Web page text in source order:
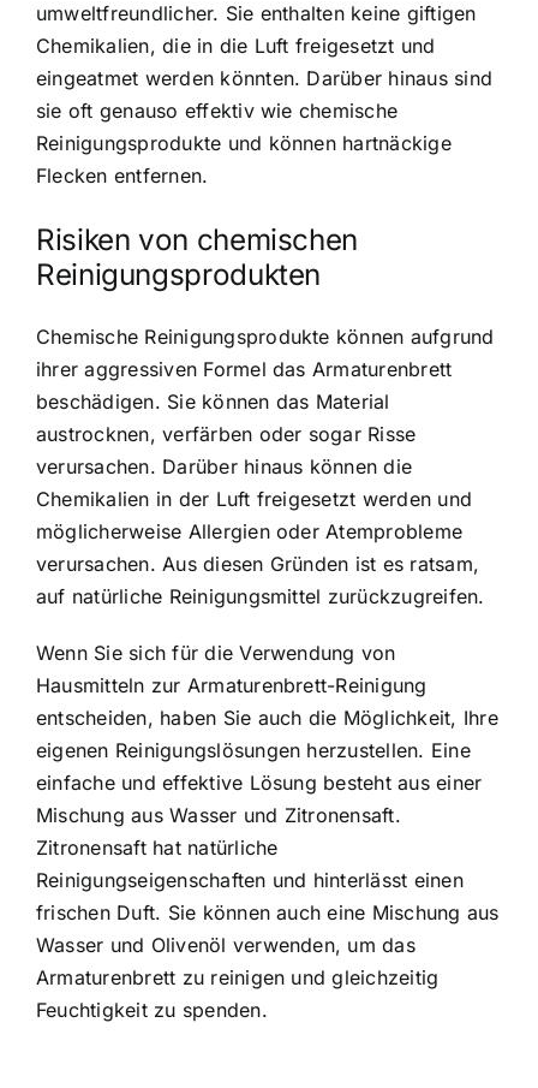
umweltfreundlicher. Sie enthalten keine giftigen
Chemikalien, die in die Luft freigesetzt und
eingeatmet werden könnten. Darüber hinaus sind
sie oft genauso effektiv wie chemische
Reinigungsprodukte und können hartnäckige
Flecken entfernen.
Risiken von chemischen
Reinigungsprodukten
Chemische Reinigungsprodukte können aufgrund
ihrer aggressiven Formel das Armaturenbrett
beschädigen. Sie können das Material
austrocknen, verfärben oder sogar Risse
verursachen. Darüber hinaus können die
Chemikalien in der Luft freigesetzt werden und
möglicherweise Allergien oder Atemprobleme
verursachen. Aus diesen Gründen ist es ratsam,
auf natürliche Reinigungsmittel zurückzugreifen.
Wenn Sie sich für die Verwendung von
Hausmitteln zur Armaturenbrett-Reinigung
entscheiden, haben Sie auch die Möglichkeit, Ihre
eigenen Reinigungslösungen herzustellen. Eine
einfache und effektive Lösung besteht aus einer
Mischung aus Wasser und Zitronensaft.
Zitronensaft hat natürliche
Reinigungseigenschaften und hinterlässt einen
frischen Duft. Sie können auch eine Mischung aus
Wasser und Olivenöl verwenden, um das
Armaturenbrett zu reinigen und gleichzeitig
Feuchtigkeit zu spenden.